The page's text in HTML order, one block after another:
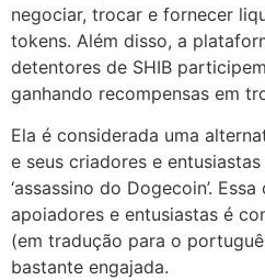
negociar, trocar e fornecer
tokens. Além disso, a
detentores de SHIB
ganhando recompensas em
Ela é considerada uma
e seus criadores e
‘assassino do Dogecoin’.
apoiadores e entusiastas é
(em tradução para o
bastante engajada.